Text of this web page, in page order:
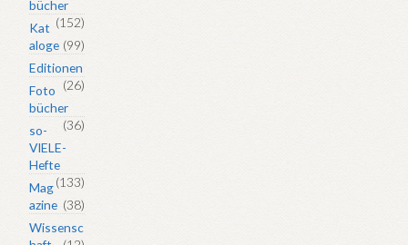
bücher
(152)
Kat
aloge (99)
Editionen
(26)
Foto
bücher
(36)
so-
VIELE-
Hefte
(133)
Mag
azine (38)
Wissensc